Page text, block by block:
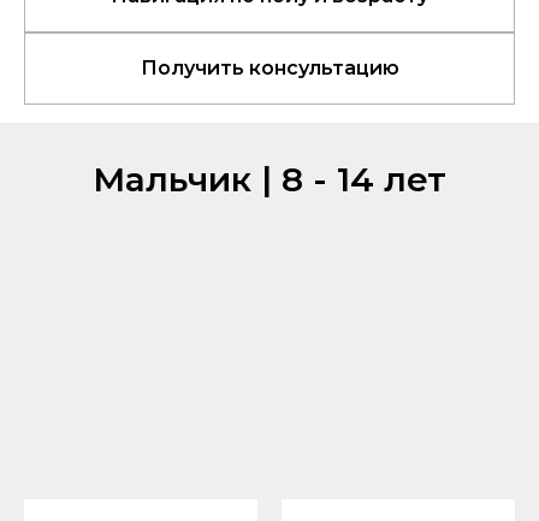
Получить консультацию
Мальчик | 8 - 14 лет